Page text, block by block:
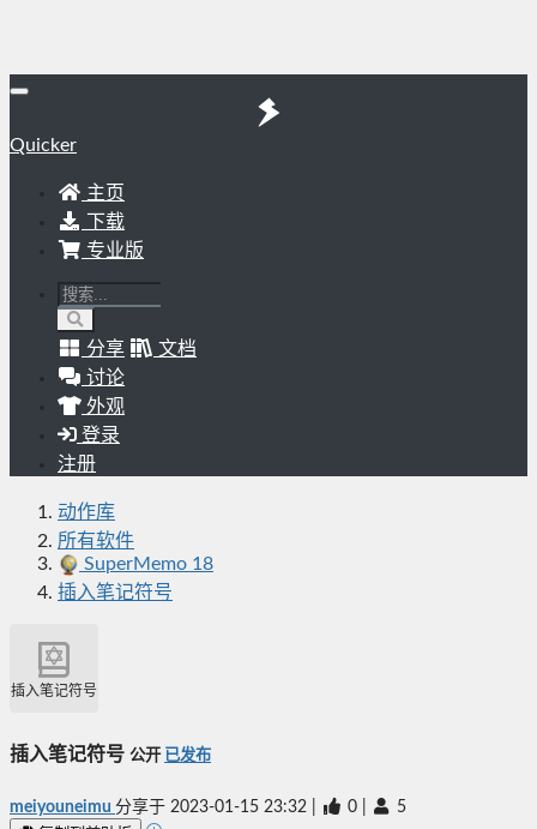
Quicker
主页
下载
专业版
分享
文档
讨论
外观
登录
注册
动作库
所有软件
SuperMemo 18
插入笔记符号
插入笔记符号
插入笔记符号 公开 已发布
meiyouneimu 分享于 2023-01-15 23:32 0 5